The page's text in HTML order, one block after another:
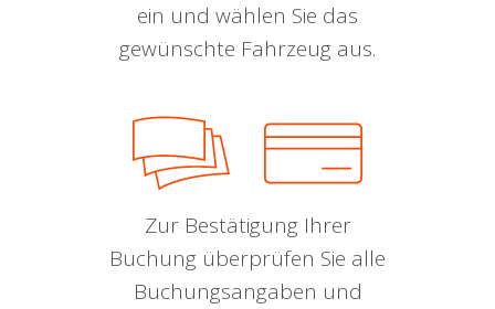
ein und wählen Sie das
gewünschte Fahrzeug aus.
Zur Bestätigung Ihrer
Buchung überprüfen Sie alle
Buchungsangaben und